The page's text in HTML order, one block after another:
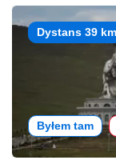
Dystans 39 km
Byłem tam